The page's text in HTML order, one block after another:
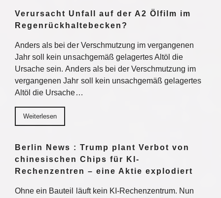
Verursacht Unfall auf der A2 Ölfilm im
Regenrückhaltebecken?
Anders als bei der Verschmutzung im vergangenen
Jahr soll kein unsachgemäß gelagertes Altöl die
Ursache sein. Anders als bei der Verschmutzung im
vergangenen Jahr soll kein unsachgemäß gelagertes
Altöl die Ursache…
Weiterlesen
Berlin News : Trump plant Verbot von
chinesischen Chips für KI-
Rechenzentren – eine Aktie explodiert
Ohne ein Bauteil läuft kein KI-Rechenzentrum. Nun